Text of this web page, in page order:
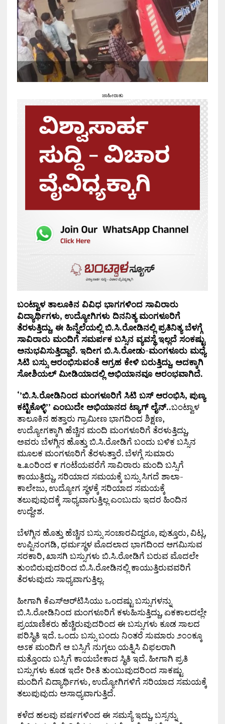
ಜಾಹೀರಾತು
ಬಂಟ್ವಾಳ ತಾಲೂಕಿನ ವಿವಿಧ ಭಾಗಗಳಿಂದ ಸಾವಿರಾರು
ವಿದ್ಯಾರ್ಥಿಗಳು, ಉದ್ಯೋಗಿಗಳು ದಿನನಿತ್ಯ ಮಂಗಳೂರಿಗೆ
ತೆರಳುತ್ತಿದ್ದು, ಈ ಹಿನ್ನೆಲೆಯಲ್ಲಿ ಬಿ.ಸಿ.ರೋಡಿನಲ್ಲಿ ಪ್ರತಿನಿತ್ಯ ಬೆಳಗ್ಗೆ
ಸಾವಿರಾರು ಮಂದಿಗೆ ಸಮರ್ಪಕ ಬಸ್ಸಿನ ವ್ಯವಸ್ಥೆ ಇಲ್ಲದೆ ಸಂಕಷ್ಟು
ಅನುಭವಿಸುತ್ತಿದ್ದಾರೆ. ಇದೀಗ ಬಿ.ಸಿ.ರೋಡು-ಮಂಗಳೂರು ಮಧ್ಯೆ
ಸಿಟಿ ಬಸ್ಸು ಆರಂಭಿಸುವಂತೆ ಆಗ್ರಹ ಕೇಳಿ ಬರುತ್ತಿದ್ದು, ಅದಕ್ಕಾಗಿ
ಸೋಶಿಯಲ್ ಮೀಡಿಯಾದಲ್ಲಿ ಅಭಿಯಾನವೂ ಆರಂಭವಾಗಿದೆ.
‘’ಬಿ.ಸಿ.ರೋಡಿನಿಂದ ಮಂಗಳೂರಿಗೆ ಸಿಟಿ ಬಸ್ ಆರಂಭಿಸಿ, ಪುಣ್ಯ
ಕಟ್ಟಿಕೊಳ್ಳಿ’’ ಎಂಬುದೇ ಅಭಿಯಾನದ ಟ್ಯಾಗ್ ಲೈನ್..ಬಂಟ್ವಾಳ
ತಾಲೂಕಿನ ಹತ್ತಾರು ಗ್ರಾಮೀಣ ಭಾಗದಿಂದ ಶಿಕ್ಷಣ,
ಉದ್ಯೋಗಕ್ಕಾಗಿ ಹೆಚ್ಚಿನ ಮಂದಿ ಮಂಗಳೂರಿಗೆ ತೆರಳುತ್ತಿದ್ದು,
ಅವರು ಬೆಳಗ್ಗಿನ ಹೊತ್ತು ಬಿ.ಸಿ.ರೋಡಿಗೆ ಬಂದು ಬಳಿಕ ಬಸ್ಸಿನ
ಮೂಲಕ ಮಂಗಳೂರಿಗೆ ತೆರಳುತ್ತಾರೆ. ಬೆಳಗ್ಗೆ ಸುಮಾರು
೬.೩೦ರಿಂದ ೯ ಗಂಟೆಯವರೆಗೆ ಸಾವಿರಾರು ಮಂದಿ ಬಸ್ಸಿಗೆ
ಕಾಯುತ್ತಿದ್ದು, ಸರಿಯಾದ ಸಮಯಕ್ಕೆ ಬಸ್ಸು ಸಿಗದೆ ಶಾಲಾ-
ಕಾಲೇಜು, ಉದ್ಯೋಗ ಸ್ಥಳಕ್ಕೆ ಸರಿಯಾದ ಸಮಯಕ್ಕೆ
ತಲುಪುವುದಕ್ಕೆ ಸಾಧ್ಯವಾಗುತ್ತಿಲ್ಲ ಎಂಬುದು ಇದರ ಹಿಂದಿನ
ಉದ್ದೇಶ.
ಬೆಳಗ್ಗಿನ ಹೊತ್ತು ಹೆಚ್ಚಿನ ಬಸ್ಸು ಸಂಚಾರವಿದ್ದರೂ, ಪುತ್ತೂರು, ವಿಟ್ಲ,
ಉಪ್ಪಿನಂಗಡಿ, ಧರ್ಮಸ್ಥಳ ಮೊದಲಾದ ಭಾಗದಿಂದ ಆಗಮಿಸುವ
ಸರಕಾರಿ, ಖಾಸಗಿ ಬಸ್ಸುಗಳು ಬಿ.ಸಿ.ರೋಡಿಗೆ ಬರುವ ಮೊದಲೇ
ತುಂಬಿರುವುದರಿಂದ ಬಿ.ಸಿ.ರೋಡಿನಲ್ಲಿ ಕಾಯುತ್ತಿರುವವರಿಗೆ
ತೆರಳುವುದು ಸಾಧ್ಯವಾಗುತ್ತಿಲ್ಲ.
ಹೀಗಾಗಿ ಕೆಎಸ್‌ಆರ್‌ಟಿಸಿಯು ಒಂದಷ್ಟು ಬಸ್ಸುಗಳನ್ನು
ಬಿ.ಸಿ.ರೋಡಿನಿಂದ ಮಂಗಳೂರಿಗೆ ಕಳುಹಿಸುತ್ತಿದ್ದು, ಏಕಕಾಲದಲ್ಲೇ
ಪ್ರಯಾಣಿಕರು ಹೆಚ್ಚಿರುವುದರಿಂದ ಈ ಬಸ್ಸುಗಳು ಕೂಡ ಸಾಲದ
ಪರಿಸ್ಥಿತಿ ಇದೆ. ಒಂದು ಬಸ್ಸು ಬಂದು ನಿಂತರೆ ಸುಮಾರು ೨೦೦ಕ್ಕೂ
ಅಽಕ ಮಂದಿಗೆ ಆ ಬಸ್ಸಿಗೆ ನುಗ್ಗಲು ಯತ್ನಿಸಿ ವಿಫಲರಾಗಿ
ಮತ್ತೊಂದು ಬಸ್ಸಿಗೆ ಕಾಯಬೇಕಾದ ಸ್ಥಿತಿ ಇದೆ. ಹೀಗಾಗಿ ಪ್ರತಿ
ಬಸ್ಸುಗಳು ಕೂಡ ಇದೇ ರೀತಿ ತುಂಬುವುದರಿಂದ ಸಾಕಷ್ಟು
ಮಂದಿಗೆ ವಿದ್ಯಾರ್ಥಿಗಳು, ಉದ್ಯೋಗಿಗಳಿಗೆ ಸರಿಯಾದ ಸಮಯಕ್ಕೆ
ತಲುಪುವುದು ಅಸಾಧ್ಯವಾಗುತ್ತಿದೆ.
ಕಳೆದ ಹಲವು ವರ್ಷಗಳಿಂದ ಈ ಸಮಸ್ಯೆ ಇದ್ದು, ಬಸ್ಸನ್ನು